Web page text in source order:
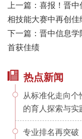
上一篇：喜报！晋
相技能大赛中再创佳
下一篇：晋中信息
首获佳绩
热点新闻
从标准化走向个
的育人探索与实
专业排名再突破